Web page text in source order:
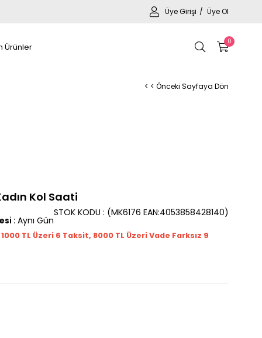
Üye Girişi Üye Ol
0
Ürünler
< < Önceki Sayfaya Dön
Kol Saati
(MK6176 EAN:4053858428140)
STOK KODU
: Aynı Gün
TL Üzeri 6 Taksit, 8000 TL Üzeri Vade Farksız 9